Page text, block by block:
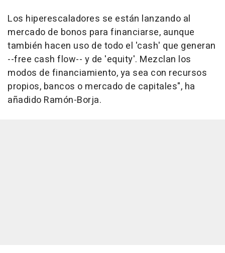
Los hiperescaladores se están lanzando al
mercado de bonos para financiarse, aunque
también hacen uso de todo el 'cash' que generan
--free cash flow-- y de 'equity'. Mezclan los
modos de financiamiento, ya sea con recursos
propios, bancos o mercado de capitales", ha
añadido Ramón-Borja.